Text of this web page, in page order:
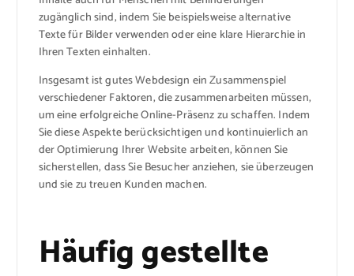
zugänglich sind, indem Sie beispielsweise alternative
Texte für Bilder verwenden oder eine klare Hierarchie in
Ihren Texten einhalten.
Insgesamt ist gutes Webdesign ein Zusammenspiel
verschiedener Faktoren, die zusammenarbeiten müssen,
um eine erfolgreiche Online-Präsenz zu schaffen. Indem
Sie diese Aspekte berücksichtigen und kontinuierlich an
der Optimierung Ihrer Website arbeiten, können Sie
sicherstellen, dass Sie Besucher anziehen, sie überzeugen
und sie zu treuen Kunden machen.
Häufig gestellte